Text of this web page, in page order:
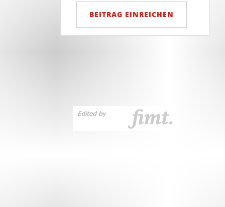
einreichen
BEITRAG EINREICHEN